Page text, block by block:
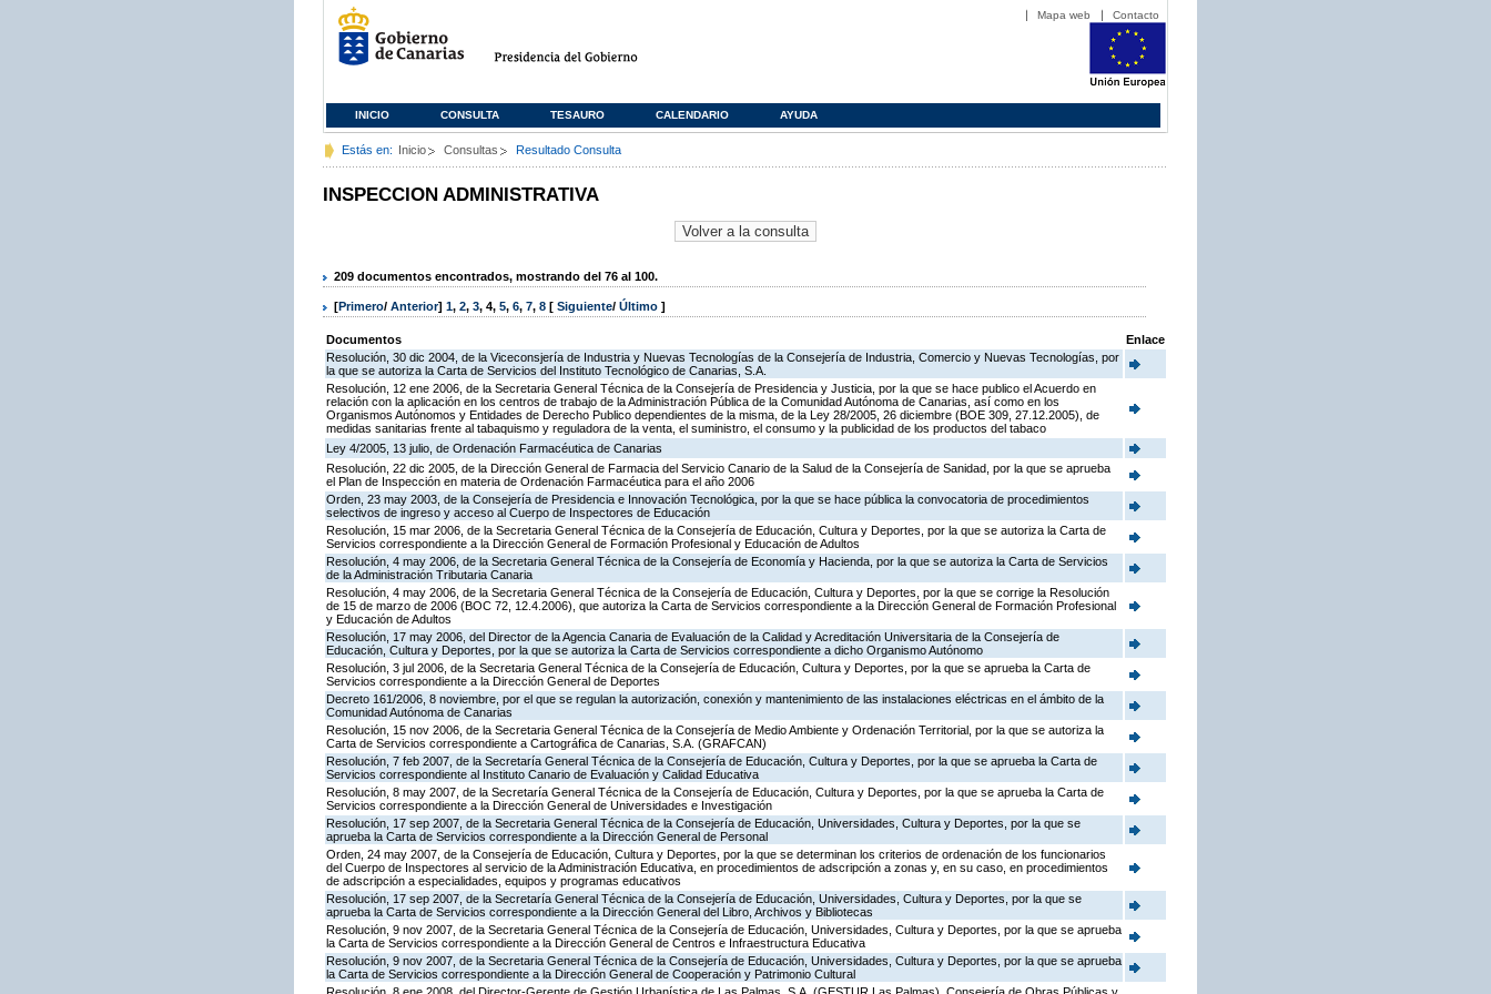
Mapa web Contacto
INICIO CONSULTA TESAURO CALENDARIO AYUDA
Estás en: Inicio Consultas Resultado Consulta
INSPECCION ADMINISTRATIVA
209 documentos encontrados, mostrando del 76 al 100.
[Primero/ Anterior] 1, 2, 3, 4, 5, 6, 7, 8 [ Siguiente/ Último ]
Documentos
Enlace
Resolución, 30 dic 2004, de la Viceconsjería de Industria y Nuevas Tecnologías de la Consejería de Industria, Comercio y Nuevas Tecnologías, por
la que se autoriza la Carta de Servicios del Instituto Tecnológico de Canarias, S.A.
Resolución, 12 ene 2006, de la Secretaria General Técnica de la Consejería de Presidencia y Justicia, por la que se hace publico el Acuerdo en
relación con la aplicación en los centros de trabajo de la Administración Pública de la Comunidad Autónoma de Canarias, así como en los
Organismos Autónomos y Entidades de Derecho Publico dependientes de la misma, de la Ley 28/2005, 26 diciembre (BOE 309, 27.12.2005), de
medidas sanitarias frente al tabaquismo y reguladora de la venta, el suministro, el consumo y la publicidad de los productos del tabaco
Ley 4/2005, 13 julio, de Ordenación Farmacéutica de Canarias
Resolución, 22 dic 2005, de la Dirección General de Farmacia del Servicio Canario de la Salud de la Consejería de Sanidad, por la que se aprueba
el Plan de Inspección en materia de Ordenación Farmacéutica para el año 2006
Orden, 23 may 2003, de la Consejería de Presidencia e Innovación Tecnológica, por la que se hace pública la convocatoria de procedimientos
selectivos de ingreso y acceso al Cuerpo de Inspectores de Educación
Resolución, 15 mar 2006, de la Secretaria General Técnica de la Consejería de Educación, Cultura y Deportes, por la que se autoriza la Carta de
Servicios correspondiente a la Dirección General de Formación Profesional y Educación de Adultos
Resolución, 4 may 2006, de la Secretaria General Técnica de la Consejería de Economía y Hacienda, por la que se autoriza la Carta de Servicios
de la Administración Tributaria Canaria
Resolución, 4 may 2006, de la Secretaria General Técnica de la Consejería de Educación, Cultura y Deportes, por la que se corrige la Resolución
de 15 de marzo de 2006 (BOC 72, 12.4.2006), que autoriza la Carta de Servicios correspondiente a la Dirección General de Formación Profesional
y Educación de Adultos
Resolución, 17 may 2006, del Director de la Agencia Canaria de Evaluación de la Calidad y Acreditación Universitaria de la Consejería de
Educación, Cultura y Deportes, por la que se autoriza la Carta de Servicios correspondiente a dicho Organismo Autónomo
Resolución, 3 jul 2006, de la Secretaria General Técnica de la Consejería de Educación, Cultura y Deportes, por la que se aprueba la Carta de
Servicios correspondiente a la Dirección General de Deportes
Decreto 161/2006, 8 noviembre, por el que se regulan la autorización, conexión y mantenimiento de las instalaciones eléctricas en el ámbito de la
Comunidad Autónoma de Canarias
Resolución, 15 nov 2006, de la Secretaria General Técnica de la Consejería de Medio Ambiente y Ordenación Territorial, por la que se autoriza la
Carta de Servicios correspondiente a Cartográfica de Canarias, S.A. (GRAFCAN)
Resolución, 7 feb 2007, de la Secretaría General Técnica de la Consejería de Educación, Cultura y Deportes, por la que se aprueba la Carta de
Servicios correspondiente al Instituto Canario de Evaluación y Calidad Educativa
Resolución, 8 may 2007, de la Secretaría General Técnica de la Consejería de Educación, Cultura y Deportes, por la que se aprueba la Carta de
Servicios correspondiente a la Dirección General de Universidades e Investigación
Resolución, 17 sep 2007, de la Secretaria General Técnica de la Consejería de Educación, Universidades, Cultura y Deportes, por la que se
aprueba la Carta de Servicios correspondiente a la Dirección General de Personal
Orden, 24 may 2007, de la Consejería de Educación, Cultura y Deportes, por la que se determinan los criterios de ordenación de los funcionarios
del Cuerpo de Inspectores al servicio de la Administración Educativa, en procedimientos de adscripción a zonas y, en su caso, en procedimientos
de adscripción a especialidades, equipos y programas educativos
Resolución, 17 sep 2007, de la Secretaría General Técnica de la Consejería de Educación, Universidades, Cultura y Deportes, por la que se
aprueba la Carta de Servicios correspondiente a la Dirección General del Libro, Archivos y Bibliotecas
Resolución, 9 nov 2007, de la Secretaria General Técnica de la Consejería de Educación, Universidades, Cultura y Deportes, por la que se aprueba
la Carta de Servicios correspondiente a la Dirección General de Centros e Infraestructura Educativa
Resolución, 9 nov 2007, de la Secretaria General Técnica de la Consejería de Educación, Universidades, Cultura y Deportes, por la que se aprueba
la Carta de Servicios correspondiente a la Dirección General de Cooperación y Patrimonio Cultural